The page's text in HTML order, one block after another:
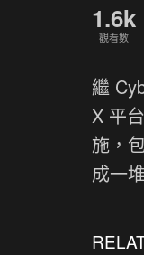
1.6k
觀看數
繼
X 平
施，
成一